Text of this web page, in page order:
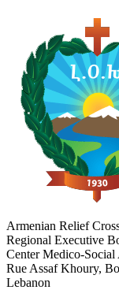
Armenian Relief
Regional Executive
Center Medico-
Rue Assaf Khoury,
Lebanon